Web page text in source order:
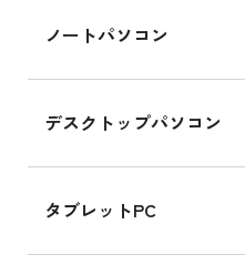
ノートパソコン
デスクトップパソコン
タブレットPC
ら
iPad mini シリーズ
iPad mini 8.3イン
iPhone 16 シリー